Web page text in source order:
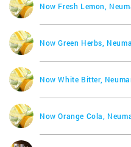
Now Fresh Lemon,
Now Green Herbs,
Now White Bitter,
Now Orange Cola,